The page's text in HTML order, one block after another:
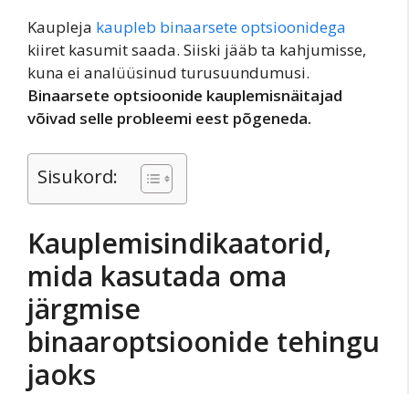
Kaupleja kaupleb binaarsete optsioonidega
kiiret kasumit saada. Siiski jääb ta kahjumisse,
kuna ei analüüsinud turusuundumusi.
Binaarsete optsioonide kauplemisnäitajad
võivad selle probleemi eest põgeneda.
Sisukord:
Kauplemisindikaatorid,
mida kasutada oma
järgmise
binaaroptsioonide tehingu
jaoks